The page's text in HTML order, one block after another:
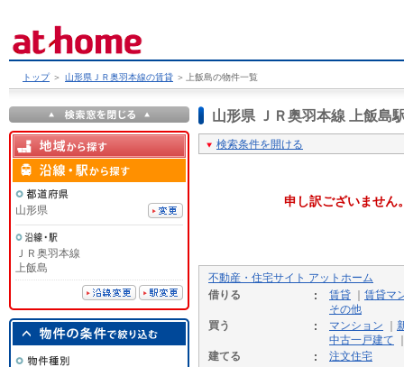
トップ ＞ 山形県ＪＲ奥羽本線の賃貸 ＞ 上飯島の物件一覧
山形県 ＪＲ奥羽本線 上飯島
検索条件を開ける
申し訳ございません
不動産・住宅サイト アットホーム
借りる
賃貸
賃貸マ
その他
買う
マンション
中古一戸建て
建てる
注文住宅
山形県
ＪＲ奥羽本線
上飯島